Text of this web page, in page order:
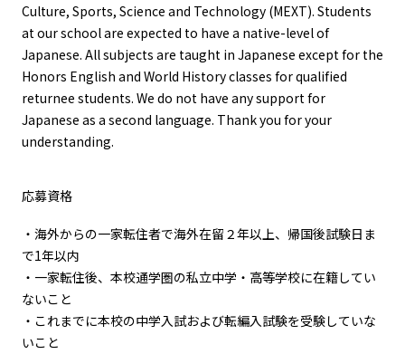
Culture, Sports, Science and Technology (MEXT). Students
at our school are expected to have a native-level of
Japanese. All subjects are taught in Japanese except for the
Honors English and World History classes for qualified
returnee students. We do not have any support for
Japanese as a second language. Thank you for your
understanding.
応募資格
・海外からの一家転住者で海外在留２年以上、帰国後試験日ま
で1年以内
・一家転住後、本校通学圏の私立中学・高等学校に在籍してい
ないこと
・これまでに本校の中学入試および転編入試験を受験していな
いこと